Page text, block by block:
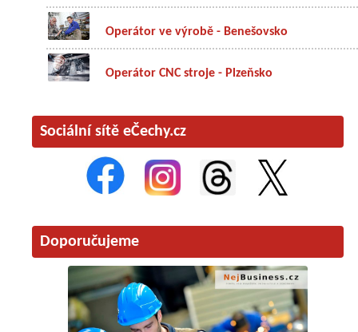
Operátor ve výrobě - Benešovsko
Operátor CNC stroje - Plzeňsko
Sociální sítě eČechy.cz
Doporučujeme